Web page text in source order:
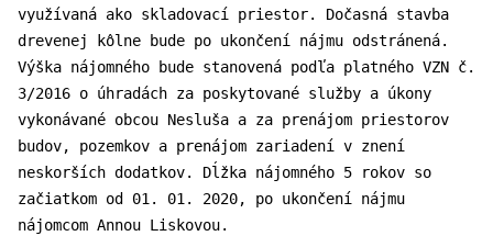
využívaná ako skladovací priestor. Dočasná stavba
drevenej kôlne bude po ukončení nájmu odstránená.
Výška nájomného bude stanovená podľa platného VZN č.
3/2016 o úhradách za poskytované služby a úkony
vykonávané obcou Nesluša a za prenájom priestorov
budov, pozemkov a prenájom zariadení v znení
neskorších dodatkov. Dĺžka nájomného 5 rokov so
začiatkom od 01. 01. 2020, po ukončení nájmu
nájomcom Annou Liskovou.